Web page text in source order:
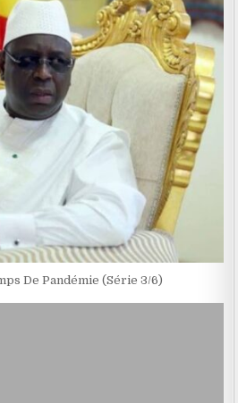
De Pandémie (Série 3/6)